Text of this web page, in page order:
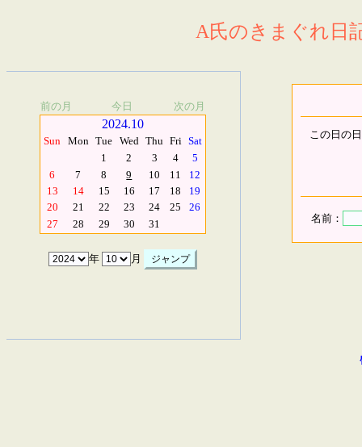
A氏のきまぐれ日
前の月 今日 次の月
2024.10
Sun Mon Tue Wed Thu Fri Sat
1
2 3 4
5
6
7 8 9 10 11
12
13
14 15 16 17 18
19
20
21 22 23 24 25
26
27
28 29 30 31
年 月
この日の
名前：